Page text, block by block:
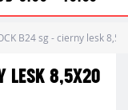
B24 sg - cierny lesk
LESK 8,5X20